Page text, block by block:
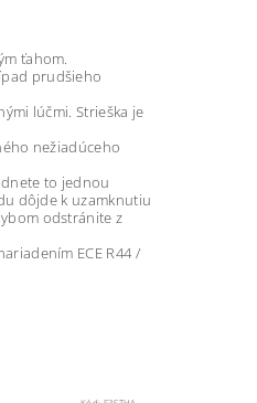
ťahom.
prudšieho
lúčmi. Strieška je
nežiadúceho
to jednou
dôjde k uzamknutiu
odstránite z
ECE R44 /